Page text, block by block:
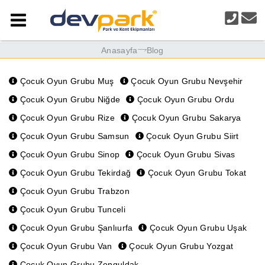
Anasayfa Blog
Çocuk Oyun Grubu Muş
Çocuk Oyun Grubu Nevşehir
Çocuk Oyun Grubu Niğde
Çocuk Oyun Grubu Ordu
Çocuk Oyun Grubu Rize
Çocuk Oyun Grubu Sakarya
Çocuk Oyun Grubu Samsun
Çocuk Oyun Grubu Siirt
Çocuk Oyun Grubu Sinop
Çocuk Oyun Grubu Sivas
Çocuk Oyun Grubu Tekirdağ
Çocuk Oyun Grubu Tokat
Çocuk Oyun Grubu Trabzon
Çocuk Oyun Grubu Tunceli
Çocuk Oyun Grubu Şanlıurfa
Çocuk Oyun Grubu Uşak
Çocuk Oyun Grubu Van
Çocuk Oyun Grubu Yozgat